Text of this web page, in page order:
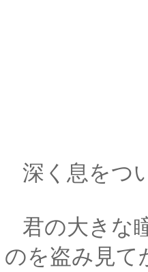
いて、シ
瞳が、ス
を盗み見